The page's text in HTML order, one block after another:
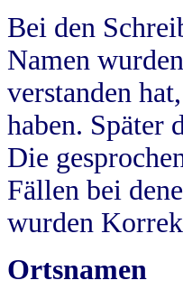
Bei den
Namen
verstanden
haben. Später
Die
Fällen bei
wurden
Ortsnamen